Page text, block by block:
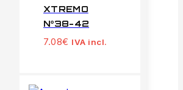
XTREMO
Nº38-42
7.08€ IVA incl.